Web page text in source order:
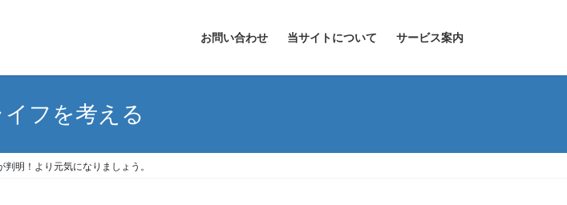
お問い合わせ 当サイトについて サービス案内
フを考える
明！より元気になりましょう。